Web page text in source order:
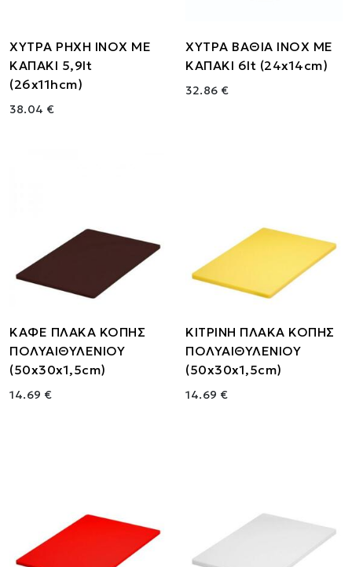
ΧΥΤΡΑ ΡΗΧΗ ΙΝΟΧ ΜΕ
ΚΑΠΑΚΙ 5,9lt
(26x11hcm)
38.04 €
ΧΥΤΡΑ ΒΑΘΙΑ ΙΝΟΧ ΜΕ
ΚΑΠΑΚΙ 6lt (24x14cm)
32.86 €
ΚΑΦΕ ΠΛΑΚΑ ΚΟΠΗΣ
ΠΟΛΥΑΙΘΥΛΕΝΙΟΥ
(50x30x1,5cm)
14.69 €
ΚΙΤΡΙΝΗ ΠΛΑΚΑ ΚΟΠΗΣ
ΠΟΛΥΑΙΘΥΛΕΝΙΟΥ
(50x30x1,5cm)
14.69 €